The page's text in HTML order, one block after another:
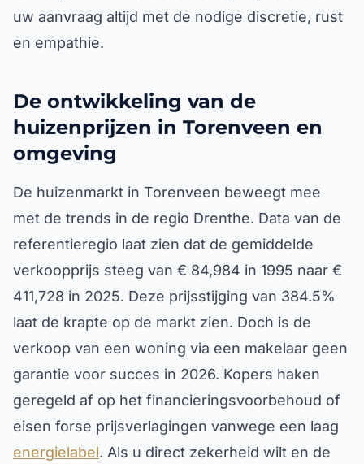
uw aanvraag altijd met de nodige discretie, rust
en empathie.
De ontwikkeling van de
huizenprijzen in Torenveen en
omgeving
De huizenmarkt in Torenveen beweegt mee
met de trends in de regio Drenthe. Data van de
referentieregio laat zien dat de gemiddelde
verkoopprijs steeg van € 84,984 in 1995 naar €
411,728 in 2025. Deze prijsstijging van 384.5%
laat de krapte op de markt zien. Doch is de
verkoop van een woning via een makelaar geen
garantie voor succes in 2026. Kopers haken
geregeld af op het financieringsvoorbehoud of
eisen forse prijsverlagingen vanwege een laag
energielabel. Als u direct zekerheid wilt en de